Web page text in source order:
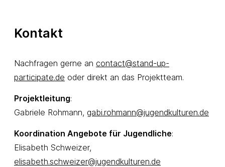
Kontakt
Nachfragen gerne an contact@stand-up-
participate.de oder direkt an das Projektteam.
Projektleitung:
Gabriele Rohmann, gabi.rohmann@jugendkulturen.de
Koordination Angebote für Jugendliche:
Elisabeth Schweizer,
elisabeth.schweizer@jugendkulturen.de